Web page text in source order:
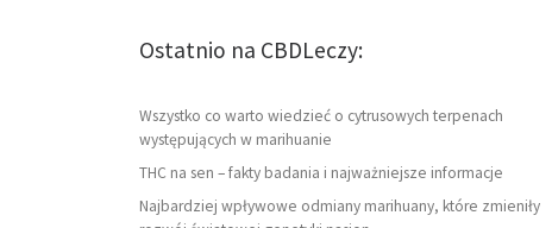
Ostatnio na CBDLeczy:
Wszystko co warto wiedzieć o cytrusowych terpenach
występujących w marihuanie
THC na sen – fakty badania i najważniejsze informacje
Najbardziej wpływowe odmiany marihuany, które zmieniły